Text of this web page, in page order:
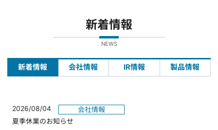
新着情報
NEWS
新着情報 会社情報 IR情報 製品情報
2026/08/04
会社情報
夏季休業のお知らせ